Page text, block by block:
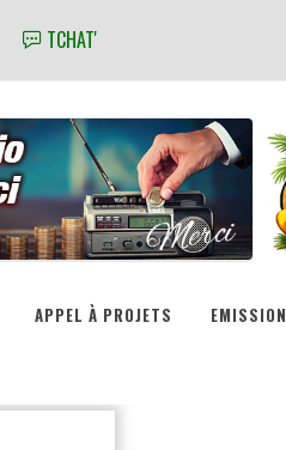
TCHAT'
APPEL À PROJETS